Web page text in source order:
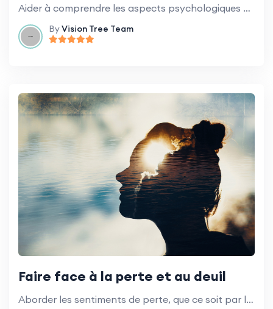
Aider à comprendre les aspects psychologiques du vieillissement et comment y faire face au mieux.
ByVision Tree Team
Faire face à la perte et au deuil
Aborder les sentiments de perte, que ce soit par la mort, la perte d'autonomie ou de santé.